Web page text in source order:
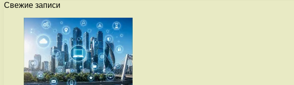
Свежие записи